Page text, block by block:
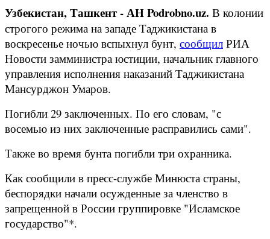
Узбекистан, Ташкент - АН Podrobno.uz. В колонии
строгого режима на западе Таджикистана в
воскресенье ночью вспыхнул бунт, сообщил РИА
Новости замминистра юстиции, начальник главного
управления исполнения наказаний Таджикистана
Мансурджон Умаров.
Погибли 29 заключенных. По его словам, "с
восемью из них заключенные расправились сами".
Также во время бунта погибли три охранника.
Как сообщили в пресс-службе Минюста страны,
беспорядки начали осужденные за членство в
запрещенной в России группировке "Исламское
государство"*.